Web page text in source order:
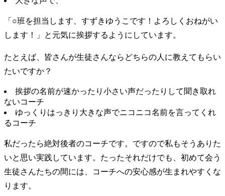
「○班を担当します、すずきゆうこです！よろしくおねがい
します！」と元気に挨拶するようにしています。
たとえば、皆さんが生徒さんならどちらの人に教えてもらい
たいですか？
挨拶の名前が速かったり小さい声だったりして聞き取れ
ないコーチ
ゆっくりはっきり大きな声でニコニコ名前を言ってくれ
るコーチ
私だったら絶対後者のコーチです。ですので私もそうありた
いと思い実践しています。たったそれだけでも、初めて会う
生徒さんたちの間には、コーチへの安心感が生まれやすくな
ります。